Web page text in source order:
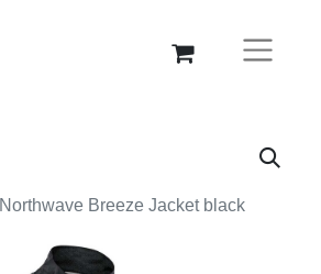
Northwave Breeze Jacket black